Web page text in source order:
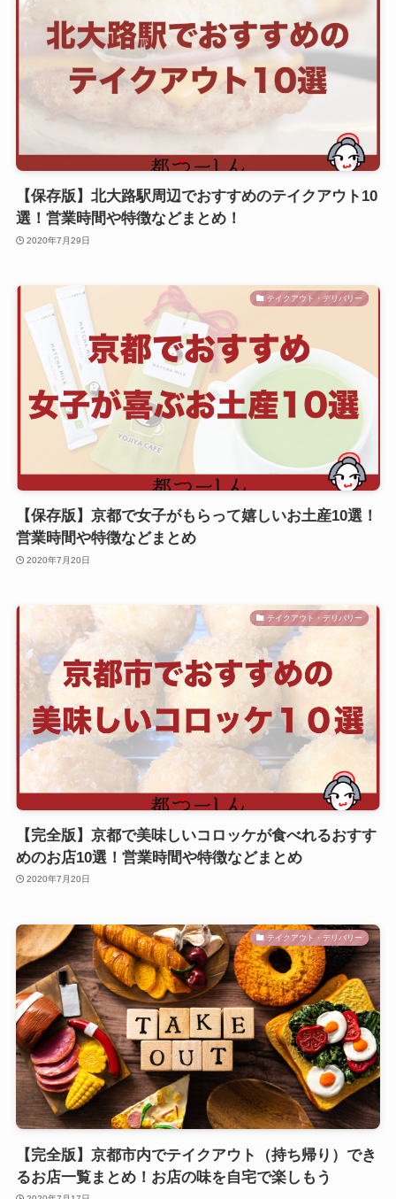
【保存版】北大路駅周辺でおすすめのテイクアウト10
選！営業時間や特徴などまとめ！
2020年7月29日
テイクアウト・デリバリー
【保存版】京都で女子がもらって嬉しいお土産10選！
営業時間や特徴などまとめ
2020年7月20日
テイクアウト・デリバリー
【完全版】京都で美味しいコロッケが食べれるおすす
めのお店10選！営業時間や特徴などまとめ
2020年7月20日
テイクアウト・デリバリー
【完全版】京都市内でテイクアウト（持ち帰り）でき
るお店一覧まとめ！お店の味を自宅で楽しもう